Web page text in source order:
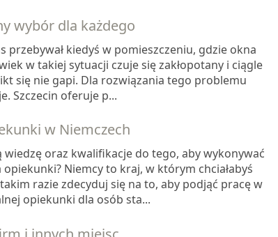
wybór dla każdego
przebywał kiedyś w pomieszczeniu, gdzie okna
w takiej sytuacji czuje się zakłopotany i ciągle
się nie gapi. Dla rozwiązania tego problemu
Szczecin oferuje p...
w Niemczech
wiedzę oraz kwalifikacje do tego, aby wykonywać
Niemcy to kraj, w którym chciałabyś
razie zdecyduj się na to, aby podjąć pracę w
opiekunki dla osób sta...